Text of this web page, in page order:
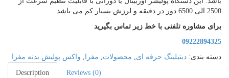
مشاوره تلفنی با خط زیر تماس بگیرید
بندی:دیتیلینگ حرفه ای,محصولات,مفرا ,واکس پولیش بدنه مفرا
Description Reviews (0)